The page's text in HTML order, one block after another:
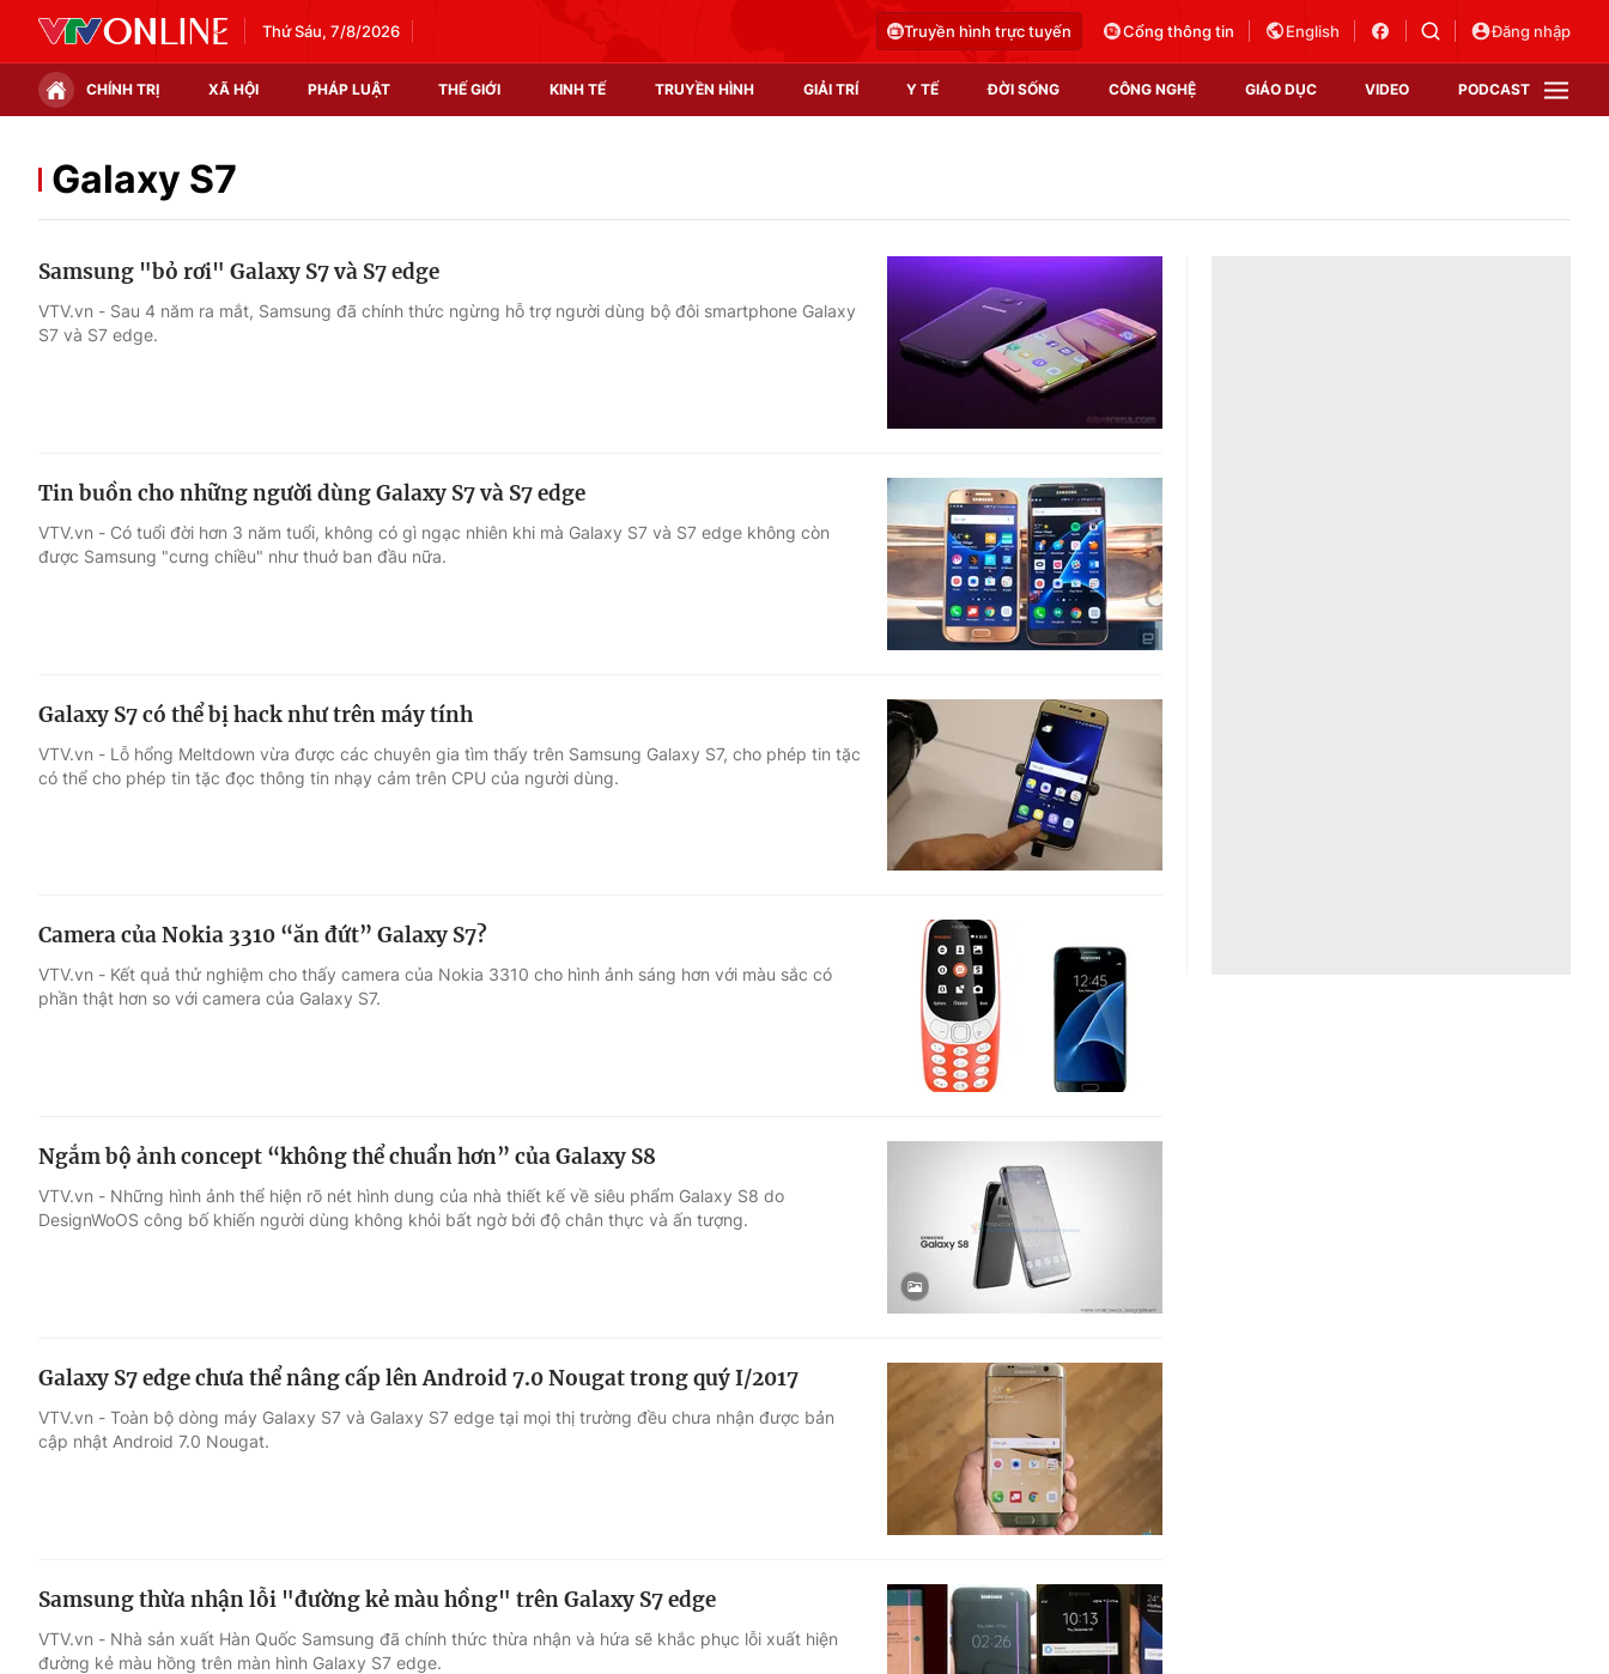
Thứ Sáu, 7/8/2026 Truyền hình trực tuyến Cổng thông tin English Đăng nhập
CHÍNH TRỊ XÃ HỘI PHÁP LUẬT THẾ GIỚI KINH TẾ TRUYỀN HÌNH GIẢI TRÍ Y TẾ ĐỜI SỐNG CÔNG NGHỆ GIÁO DỤC VIDEO PODCAST
Chính trị
Thế giới đó đây
Video
Shorts video
Podcast
EMagazine
Photo
Infographic
Góc ảnh
Điện ảnh
Âm nhạc
Sao
Du lịch
Làm đẹp
Chất lượng cuộc sống
Học trực tuyến
Công nghệ
Hitech Công nghệ tương lai
Sản phẩm
Thị trường
Tư vấn
VTV Sức khoẻ
Galaxy S7
Samsung "bỏ rơi" Galaxy S7 và S7 edge
VTV.vn - Sau 4 năm ra mắt, Samsung đã chính thức ngừng hỗ trợ người dùng bộ đôi smartphone Galaxy
S7 và S7 edge.
Tin buồn cho những người dùng Galaxy S7 và S7 edge
VTV.vn - Có tuổi đời hơn 3 năm tuổi, không có gì ngạc nhiên khi mà Galaxy S7 và S7 edge không còn
được Samsung "cưng chiều" như thuở ban đầu nữa.
Galaxy S7 có thể bị hack như trên máy tính
VTV.vn - Lỗ hổng Meltdown vừa được các chuyên gia tìm thấy trên Samsung Galaxy S7, cho phép tin tặc
có thể cho phép tin tặc đọc thông tin nhạy cảm trên CPU của người dùng.
Camera của Nokia 3310 “ăn đứt” Galaxy S7?
VTV.vn - Kết quả thử nghiệm cho thấy camera của Nokia 3310 cho hình ảnh sáng hơn với màu sắc có
phần thật hơn so với camera của Galaxy S7.
Ngắm bộ ảnh concept “không thể chuẩn hơn” của Galaxy S8
VTV.vn - Những hình ảnh thể hiện rõ nét hình dung của nhà thiết kế về siêu phẩm Galaxy S8 do
DesignWoOS công bố khiến người dùng không khỏi bất ngờ bởi độ chân thực và ấn tượng.
Galaxy S7 edge chưa thể nâng cấp lên Android 7.0 Nougat trong quý I/2017
VTV.vn - Toàn bộ dòng máy Galaxy S7 và Galaxy S7 edge tại mọi thị trường đều chưa nhận được bản
cập nhật Android 7.0 Nougat.
Samsung thừa nhận lỗi "đường kẻ màu hồng" trên Galaxy S7 edge
VTV.vn - Nhà sản xuất Hàn Quốc Samsung đã chính thức thừa nhận và hứa sẽ khắc phục lỗi xuất hiện
đường kẻ màu hồng trên màn hình Galaxy S7 edge.